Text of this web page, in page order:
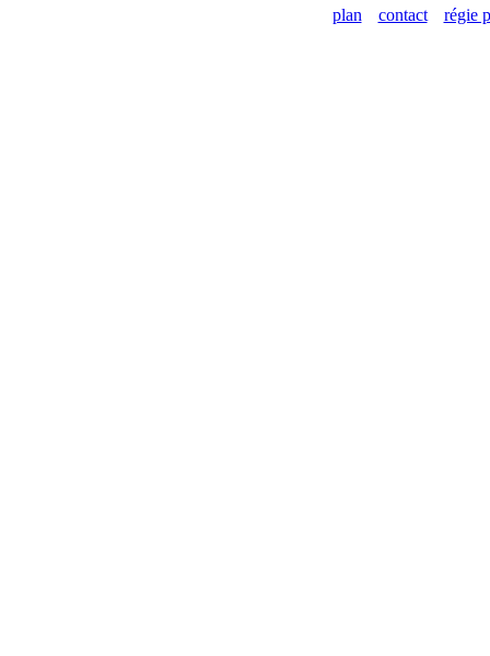
plan contact régie